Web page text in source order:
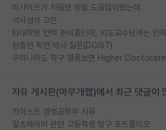
이사이트가 처음엔 정말 도움많이됐는데
석사생의 고민
정출연 학연 박사 질문(DGIST)
자유 게시판(아무개랩)에서 최근 댓글이
카이스트 경영공학부 서류
알츠하이머 관련 고등학생 탐구 포트폴리오